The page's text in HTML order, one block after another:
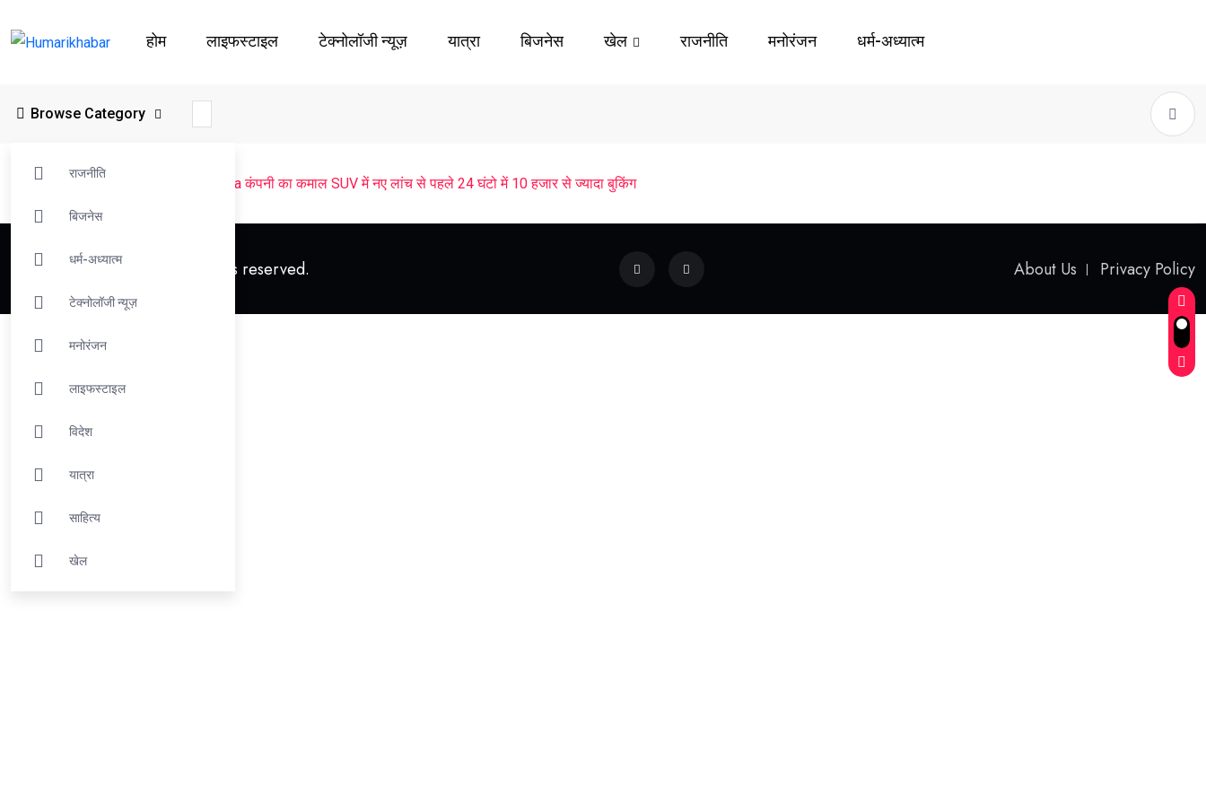
होम लाइफस्‍टाइल टेक्नोलॉजी न्यूज़ यात्रा बिजनेस खेल राजनीति मनोरंजन धर्म-अध्यात्म
Browse Category
राजनीति
बिजनेस
धर्म-अध्यात्म
टेक्नोलॉजी न्यूज़
मनोरंजन
लाइफस्‍टाइल
विदेश
यात्रा
साहित्य
खेल
Humarikhabar> Kia कंपनी का कमाल SUV में नए लांच से पहले 24 घंटो में 10 हजार से ज्यादा बुकिंग
© 2023 Humarikhabar. All rights reserved. About Us Privacy Policy